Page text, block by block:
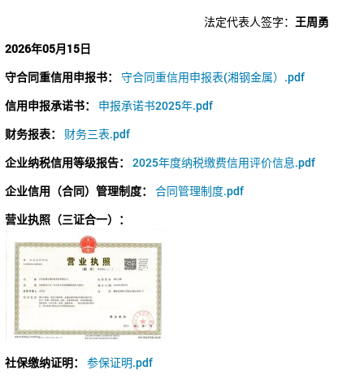
法定代表人签字： 王周勇
2026年05月15日
守合同重信用申报书：
守合同重信用申报表(湘钢金属）.pdf
信用申报承诺书：
申报承诺书2025年.pdf
财务报表：
财务三表.pdf
企业纳税信用等级报告：
2025年度纳税缴费信用评价信息.pdf
企业信用（合同）管理制度：
合同管理制度.pdf
营业执照（三证合一）：
社保缴纳证明： 参保证明.pdf